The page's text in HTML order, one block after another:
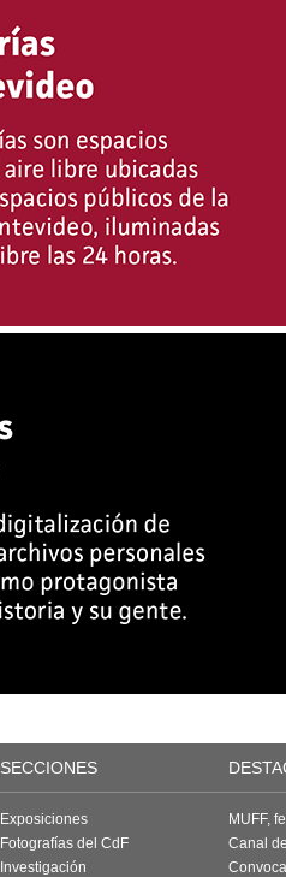
SECCIONES
Exposiciones
Fotografías del CdF
Investigación
MUFF,
Canal